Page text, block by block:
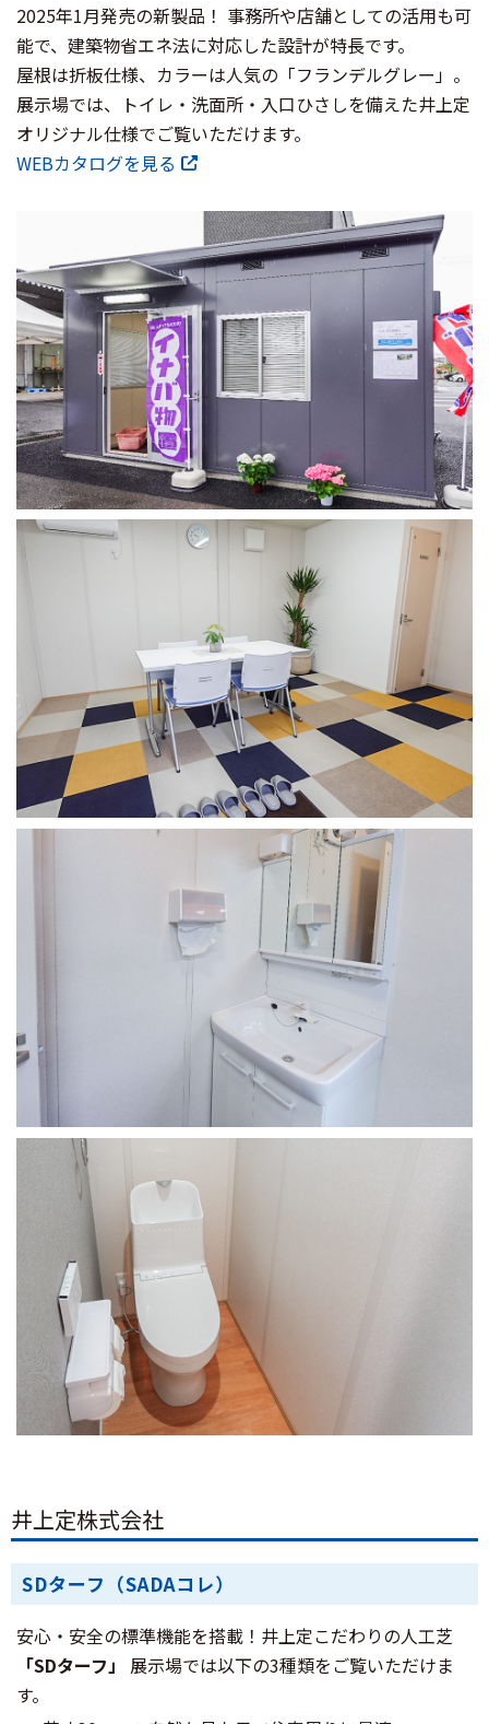
2025年1月発売の新製品！ 事務所や店舗としての活用も可
能で、建築物省エネ法に対応した設計が特長です。
屋根は折板仕様、カラーは人気の「フランデルグレー」。
展示場では、トイレ・洗面所・入口ひさしを備えた井上定
オリジナル仕様でご覧いただけます。
WEBカタログを見る
井上定株式会社
SDターフ（SADAコレ）
安心・安全の標準機能を搭載！井上定こだわりの人工芝
「SDターフ」
展示場では以下の3種類をご覧いただけま
す。